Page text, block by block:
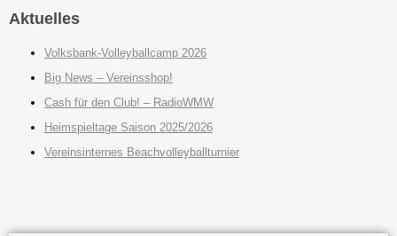
Aktuelles
Volksbank-Volleyballcamp 2026
Big News – Vereinsshop!
Cash für den Club! – RadioWMW
Heimspieltage Saison 2025/2026
Vereinsinternes Beachvolleyballturnier